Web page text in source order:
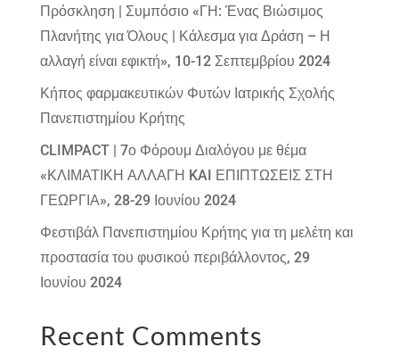
Πρόσκληση | Συμπόσιο «ΓΗ: Ένας Βιώσιμος
Πλανήτης για Όλους | Κάλεσμα για Δράση – Η
αλλαγή είναι εφικτή», 10-12 Σεπτεμβρίου 2024
Κήπος φαρμακευτικών Φυτών Ιατρικής Σχολής
Πανεπιστημίου Κρήτης
CLIMPACT | 7ο Φόρουμ Διαλόγου με θέμα
«ΚΛΙΜΑΤΙΚΗ ΑΛΛΑΓΗ KAI ΕΠΙΠΤΩΣΕΙΣ ΣΤΗ
ΓΕΩΡΓΙΑ», 28-29 Ιουνίου 2024
Φεστιβάλ Πανεπιστημίου Κρήτης για τη μελέτη και
προστασία του φυσικού περιβάλλοντος, 29
Ιουνίου 2024
Recent Comments